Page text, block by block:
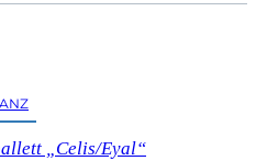
„Celis/Eyal“